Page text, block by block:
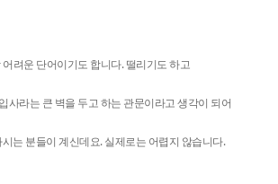
어려운 단어이기도 합니다. 떨리기도 하고
사라는 큰 벽을 두고 하는 관문이라고 생각이 되어
는 분들이 계신데요. 실제로는 어렵지 않습니다.